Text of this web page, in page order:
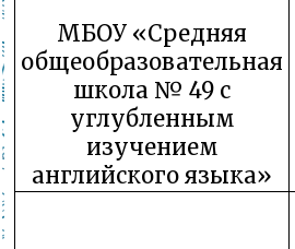
МБОУ «Средняя
общеобразовательная
школа № 49 с
углубленным
изучением
английского языка»